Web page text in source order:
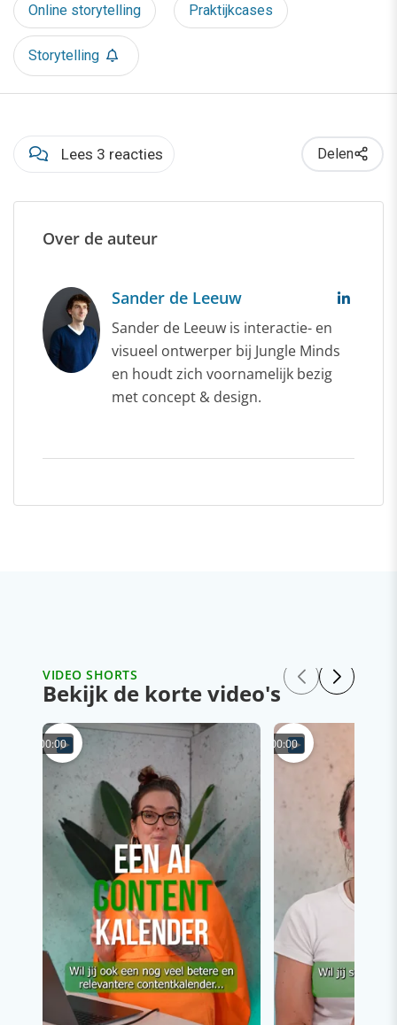
Online storytelling Praktijkcases
Storytelling
Lees 3 reacties Delen
Over de auteur
Sander de Leeuw
Sander de Leeuw is interactie- en
visueel ontwerper bij Jungle Minds
en houdt zich voornamelijk bezig
met concept & design.
VIDEO SHORTS
Bekijk de korte video's
00:00 00:00